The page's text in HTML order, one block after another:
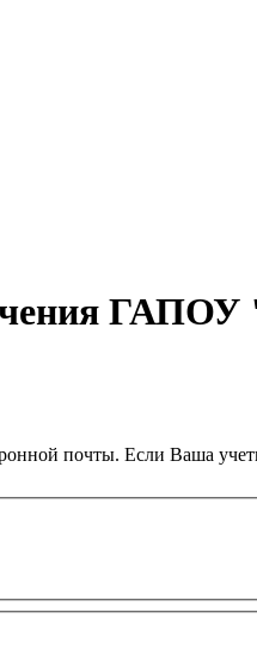
почты. Если Ваша